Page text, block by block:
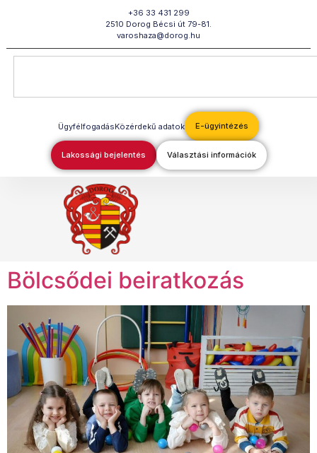
+36 33 431 299
2510 Dorog Bécsi út 79-81.
varoshaza@dorog.hu
ÜgyfélfogadásKözérdekű adatok E-ügyintézés
Lakossági bejelentés Választási információk
Bölcsődei beiratkozás